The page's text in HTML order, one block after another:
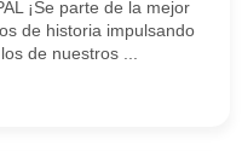
¡Se parte de la mejor
de historia impulsando
de nuestros ...